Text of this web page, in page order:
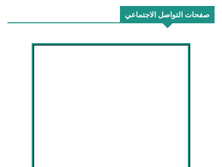
صفحات التواصل الاجتماعي